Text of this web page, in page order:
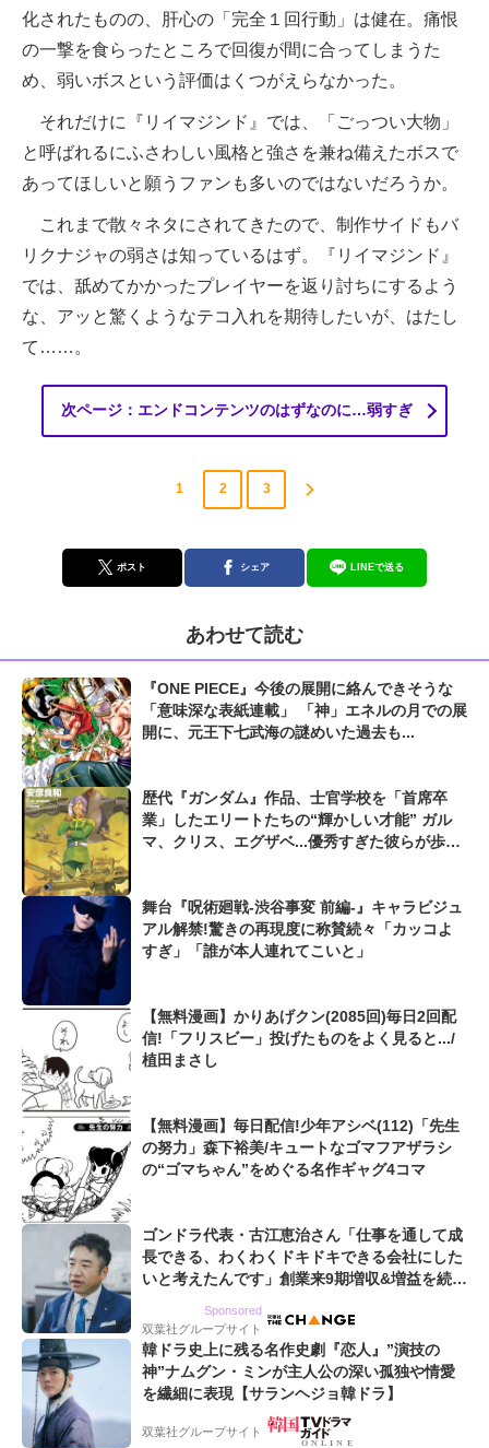
化されたものの、肝心の「完全１回行動」は健在。痛恨
の一撃を食らったところで回復が間に合ってしまうた
め、弱いボスという評価はくつがえらなかった。
それだけに『リイマジンド』では、「ごっつい大物」
と呼ばれるにふさわしい風格と強さを兼ね備えたボスで
あってほしいと願うファンも多いのではないだろうか。
これまで散々ネタにされてきたので、制作サイドもバ
リクナジャの弱さは知っているはず。『リイマジンド』
では、舐めてかかったプレイヤーを返り討ちにするよう
な、アッと驚くようなテコ入れを期待したいが、はたし
て……。
次ページ：エンドコンテンツのはずなのに…弱すぎ
1 2 3
ポスト シェア LINEで送る
あわせて読む
『ONE PIECE』今後の展開に絡んできそうな
「意味深な表紙連載」 「神」エネルの月での展
開に、元王下七武海の謎めいた過去も...
歴代『ガンダム』作品、士官学校を「首席卒
業」したエリートたちの“輝かしい才能” ガル
マ、クリス、エグザベ...優秀すぎた彼らが歩ん
舞台『呪術廻戦-渋谷事変 前編-』キャラビジュ
アル解禁!驚きの再現度に称賛続々「カッコよ
すぎ」「誰が本人連れてこいと」
【無料漫画】かりあげクン(2085回)毎日2回配
信!「フリスビー」投げたものをよく見ると.../
植田まさし
【無料漫画】毎日配信!少年アシベ(112)「先生
の努力」森下裕美/キュートなゴマフアザラシ
の“ゴマちゃん”をめぐる名作ギャグ4コマ
ゴンドラ代表・古江恵治さん「仕事を通して成
長できる、わくわくドキドキできる会社にした
いと考えたんです」創業来9期増収&増益を続け
Sponsored
双葉社グループサイト
韓ドラ史上に残る名作史劇『恋人』”演技の
神”ナムグン・ミンが主人公の深い孤独や情愛
を繊細に表現【サランヘジョ韓ドラ】
双葉社グループサイト